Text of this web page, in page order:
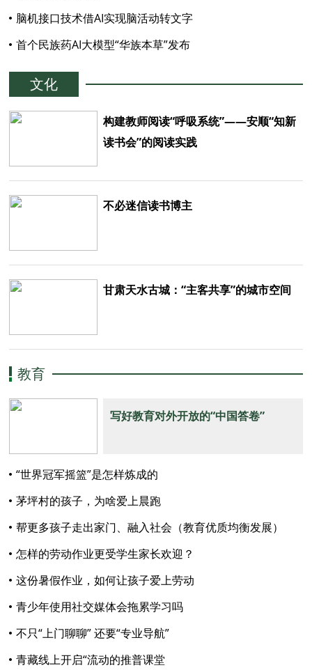
脑机接口技术借AI实现脑活动转文字
首个民族药AI大模型“华族本草”发布
文化
构建教师阅读“呼吸系统”——安顺“知新
读书会”的阅读实践
不必迷信读书博主
甘肃天水古城：“主客共享”的城市空间
教育
写好教育对外开放的“中国答卷”
“世界冠军摇篮”是怎样炼成的
茅坪村的孩子，为啥爱上晨跑
帮更多孩子走出家门、融入社会（教育优质均衡发展）
怎样的劳动作业更受学生家长欢迎？
这份暑假作业，如何让孩子爱上劳动
青少年使用社交媒体会拖累学习吗
不只“上门聊聊” 还要“专业导航”
青藏线上开启“流动的推普课堂